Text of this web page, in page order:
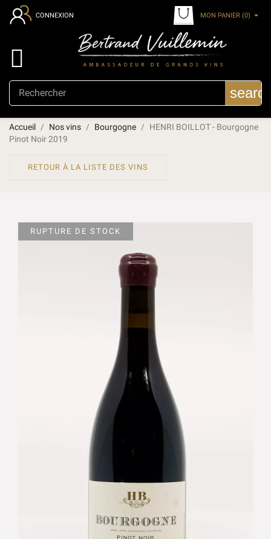
CONNEXION MON PANIER (0)

Accueil Nos vins Bourgogne
HENRI BOILLOT - Bourgogne
Pinot Noir 2019
RETOUR À LA LISTE DES VINS
RUPTURE DE STOCK